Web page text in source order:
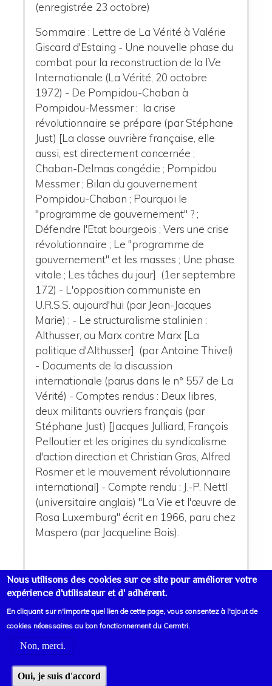
Nous utilisons des cookies sur ce site pour améliorer votre
expérience d'utilisateur et d' adhérent.
En cliquant sur n'importe quel lien de cette page, vous consentez à l'ajout de
cookies nécessaires au bon fonctionnement du Cermtri.
Non, merci.
Oui, je suis d'accord
(enregistrée 23 octobre)
Sommaire : Lettre de La Vérité à Valérie
Giscard d'Estaing - Une nouvelle phase du
combat pour la reconstruction de la IVe
Internationale (La Vérité, 20 octobre
1972) - De Pompidou-Chaban à
Pompidou-Messmer : la crise
révolutionnaire se prépare (par Stéphane
Just) [La classe ouvrière française, elle
aussi, est directement concernée ;
Chaban-Delmas congédie ; Pompidou
Messmer ; Bilan du gouvernement
Pompidou-Chaban ; Pourquoi le
"programme de gouvernement" ? ;
Défendre l'Etat bourgeois ; Vers une crise
révolutionnaire ; Le "programme de
gouvernement" et les masses ; Une phase
vitale ; Les tâches du jour] (1er septembre
172) - L'opposition communiste en
U.R.S.S. aujourd'hui (par Jean-Jacques
Marie) ; - Le structuralisme stalinien :
Althusser, ou Marx contre Marx [La
politique d'Althusser] (par Antoine Thivel)
- Documents de la discussion
internationale (parus dans le n° 557 de La
Vérité) - Comptes rendus : Deux libres,
deux militants ouvriers français (par
Stéphane Just) [Jacques Julliard, François
Pelloutier et les origines du syndicalisme
d'action direction et Christian Gras, Alfred
Rosmer et le mouvement révolutionnaire
international] - Compte rendu : J.-P. Nettl
(universitaire anglais) "La Vie et l'œuvre de
Rosa Luxemburg" écrit en 1966, paru chez
Maspero (par Jacqueline Bois).
Voir liens d'informations